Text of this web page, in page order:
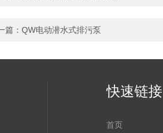
篇： QW电动潜水式排污泵
快速链接
首页